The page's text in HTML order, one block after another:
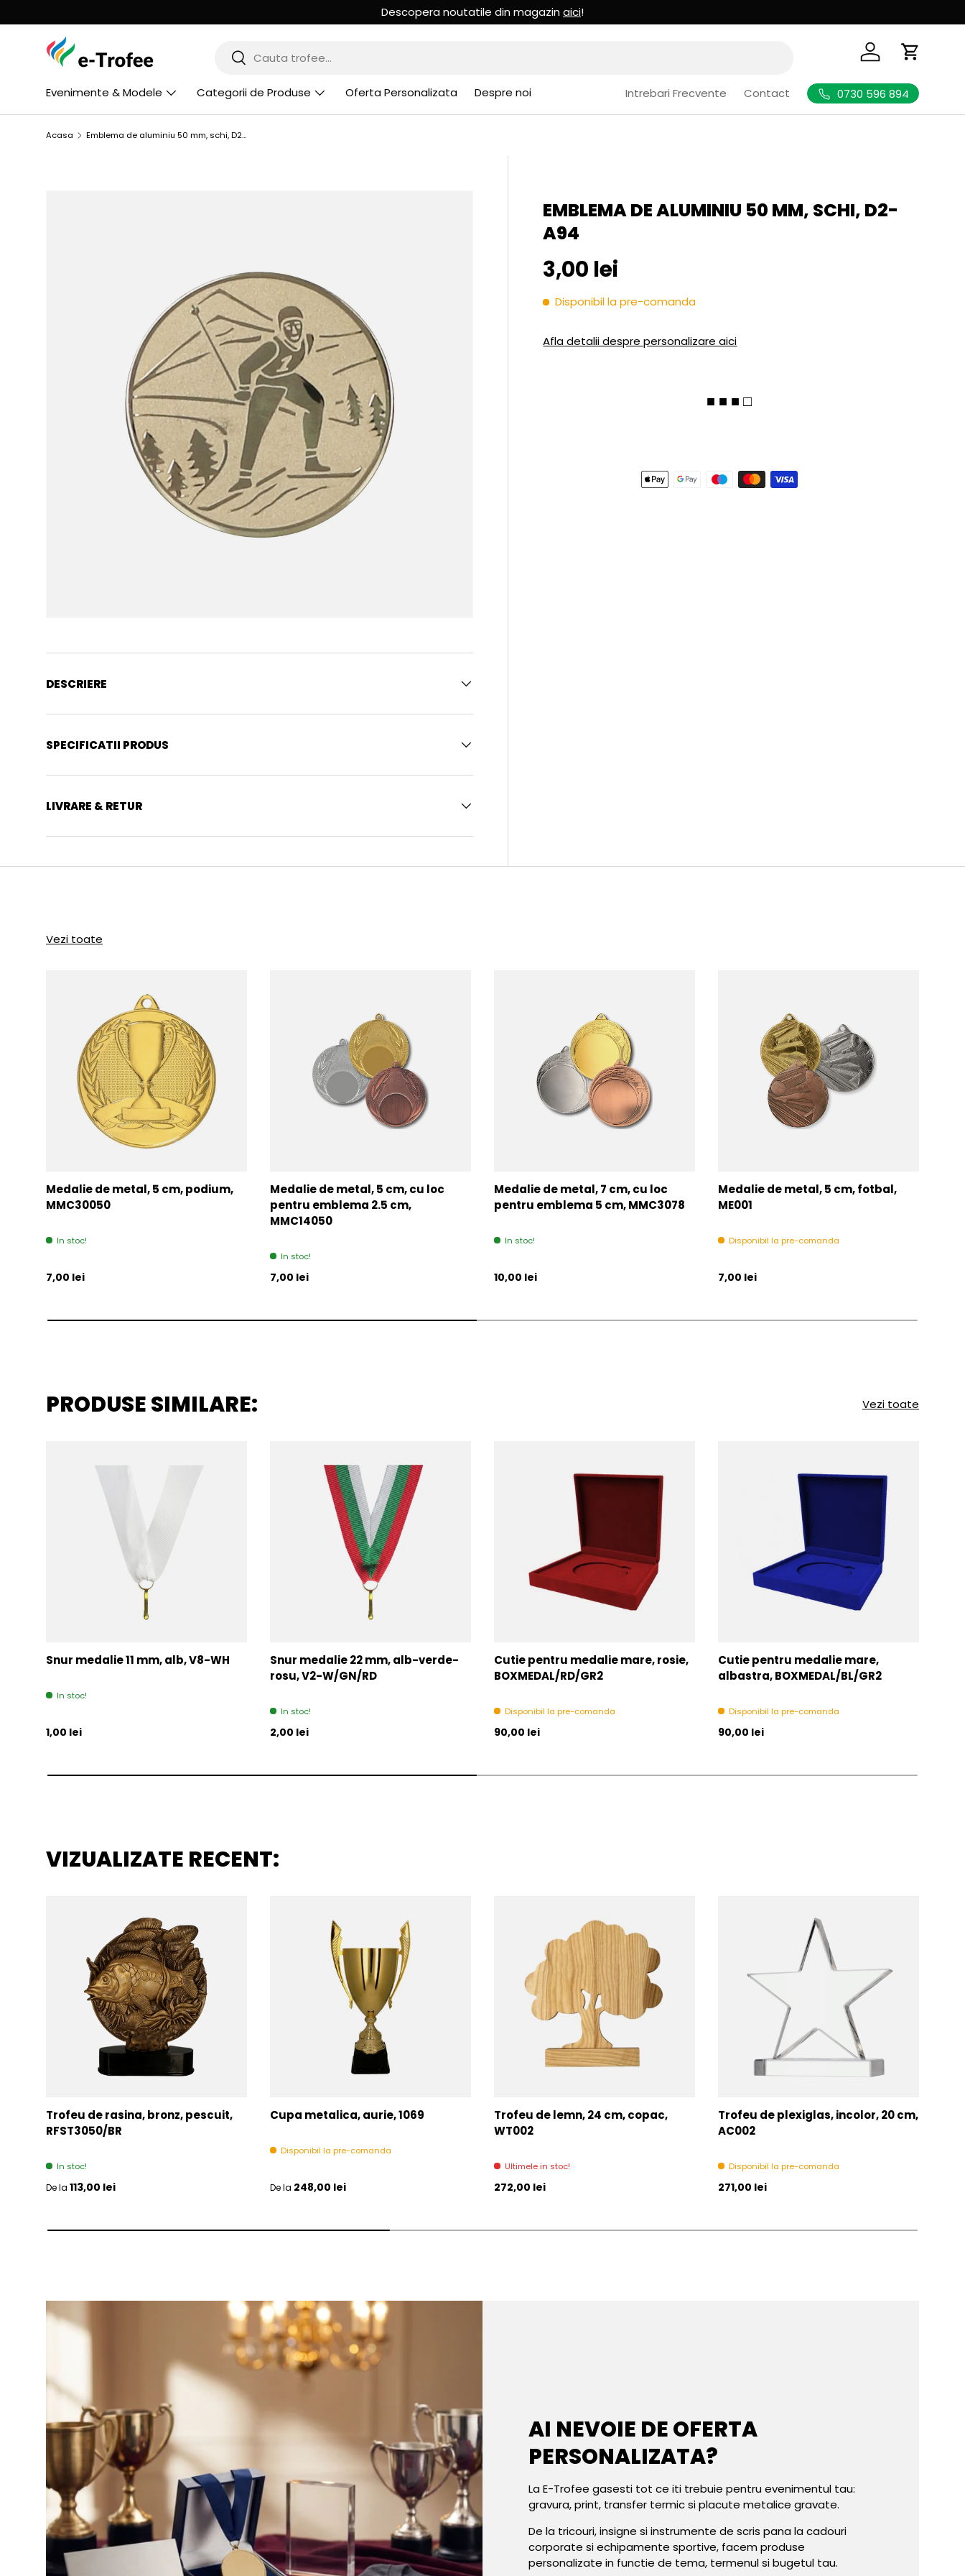
MERGI LA CONTINUT
Descopera noutatile din magazin aici!
Cauta
Cauta Logheaza-te
Cos de
Evenimente & Modele Categorii de Produse Oferta Personalizata Despre noi Intrebari Frecvente Contact 0730 596 894
Acasa Emblema de aluminiu 50 mm, schi, D2-A94
EMBLEMA DE ALUMINIU 50 MM, SCHI, D2-
A94
Pret initial
3,00 lei
Disponibil la pre-comanda
Afla detalii despre personalizare aici
■ ■ ■ □
DESCRIERE
SPECIFICATII PRODUS
LIVRARE & RETUR
Vezi toate
Medalie de metal, 5 cm, podium,
MMC30050
In stoc!
Pret initial
7,00 lei
Medalie de metal, 5 cm, cu loc
pentru emblema 2.5 cm,
MMC14050
In stoc!
Pret initial
7,00 lei
Medalie de metal, 7 cm, cu loc
pentru emblema 5 cm, MMC3078
In stoc!
Pret initial
10,00 lei
Medalie de metal, 5 cm, fotbal,
ME001
Disponibil la pre-comanda
Pret initial
7,00 lei
PRODUSE SIMILARE: Vezi toate
Snur medalie 11 mm, alb, V8-WH
In stoc!
Pret initial
1,00 lei
Snur medalie 22 mm, alb-verde-
rosu, V2-W/GN/RD
In stoc!
Pret initial
2,00 lei
Cutie pentru medalie mare, rosie,
BOXMEDAL/RD/GR2
Disponibil la pre-comanda
Pret initial
90,00 lei
Cutie pentru medalie mare,
albastra, BOXMEDAL/BL/GR2
Disponibil la pre-comanda
Pret initial
90,00 lei
VIZUALIZATE RECENT:
Trofeu de rasina, bronz, pescuit,
RFST3050/BR
In stoc!
Pret initial
De la 113,00 lei
Cupa metalica, aurie, 1069
Disponibil la pre-comanda
Pret initial
De la 248,00 lei
Trofeu de lemn, 24 cm, copac,
WT002
Ultimele in stoc!
Pret initial
272,00 lei
Trofeu de plexiglas, incolor, 20 cm,
AC002
Disponibil la pre-comanda
Pret initial
271,00 lei
AI NEVOIE DE OFERTA
PERSONALIZATA?
La E-Trofee gasesti tot ce iti trebuie pentru evenimentul tau:
gravura, print, transfer termic si placute metalice gravate.
De la tricouri, insigne si instrumente de scris pana la cadouri
corporate si echipamente sportive, facem produse
personalizate in functie de tema, termenul si bugetul tau.